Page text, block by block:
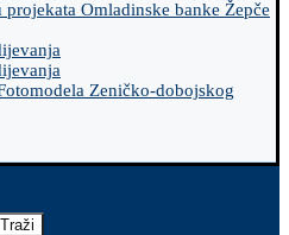
Omladinske banke Žepče
Zeničko-dobojskog
Traži